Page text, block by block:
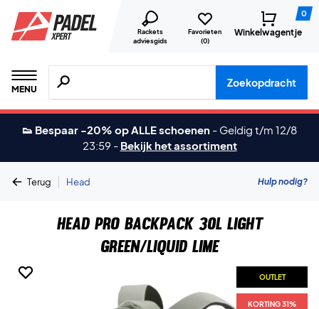
Rackets
adviesgids
Favorieten
(0)
0
Winkelwagentje
MENU
Zoeken naar producten, merken etc.
Zoekopdracht
👟 Bespaar -20% op ALLE schoenen - Geldig t/m 12/8
23:59 - Bekijk het assortiment
Terug | Head Hulp nodig?
Head Pro Backpack 30L Light
Green/Liquid Lime
OUTLET
KORTING 31%
OUTLET
KORTING 31%